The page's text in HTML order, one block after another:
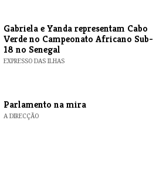
Gabriela e Yanda representam Cabo
Verde no Campeonato Africano Sub-
18 no Senegal
EXPRESSO DAS ILHAS
Parlamento na mira
A DIRECÇÃO